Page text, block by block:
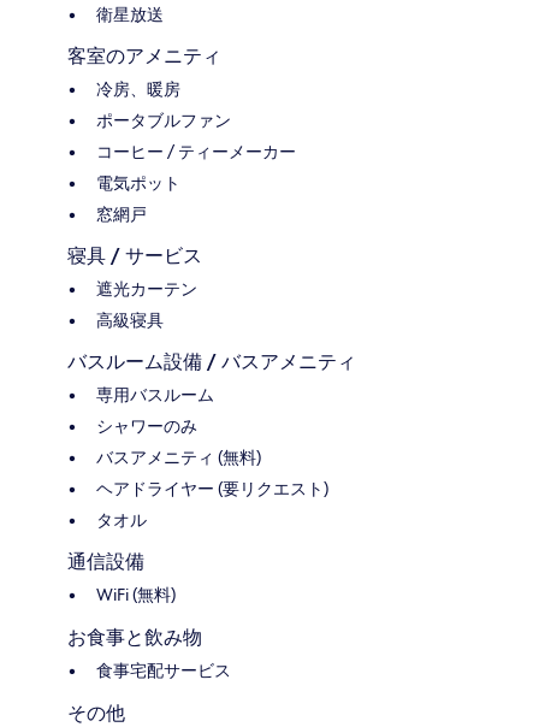
衛星放送
客室のアメニティ
冷房、暖房
ポータブルファン
コーヒー / ティーメーカー
電気ポット
窓網戸
寝具 / サービス
遮光カーテン
高級寝具
バスルーム設備 / バスアメニティ
専用バスルーム
シャワーのみ
バスアメニティ (無料)
ヘアドライヤー (要リクエスト)
タオル
通信設備
WiFi (無料)
お食事と飲み物
食事宅配サービス
その他